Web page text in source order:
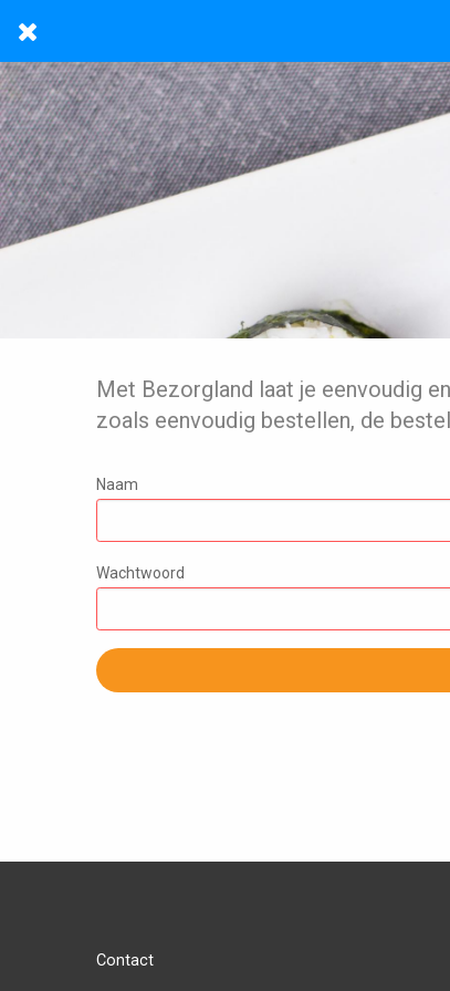
Met Bezorgland laat je eenvoudig
zoals eenvoudig bestellen, de
Naam
Wachtwoord
Contact